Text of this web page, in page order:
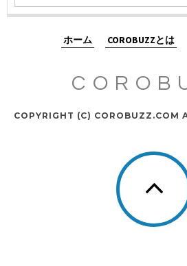
ホーム COROBUZZとは
COPYRIGHT (C) COROBUZZ.COM